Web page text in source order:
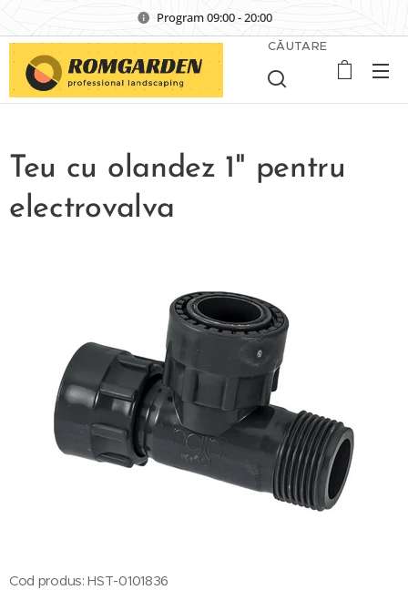
Program 09:00 - 20:00
CĂUTARE
Teu cu olandez 1" pentru
electrovalva
Cod produs: HST-0101836